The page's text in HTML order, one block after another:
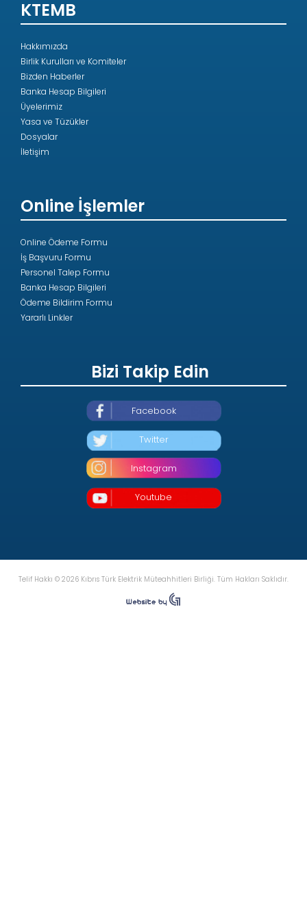
KTEMB
Hakkımızda
Birlik Kurulları ve Komiteler
Bizden Haberler
Banka Hesap Bilgileri
Üyelerimiz
Yasa ve Tüzükler
Dosyalar
İletişim
Online İşlemler
Online Ödeme Formu
İş Başvuru Formu
Personel Talep Formu
Banka Hesap Bilgileri
Ödeme Bildirim Formu
Yararlı Linkler
Bizi Takip Edin
Facebook
Twitter
Instagram
Youtube
Telif Hakkı © 2026 Kıbrıs Türk Elektrik Müteahhitleri Birliği. Tüm Hakları Saklıdır.